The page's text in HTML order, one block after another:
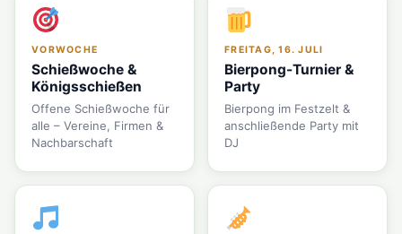
VORWOCHE
Schießwoche &
Königsschießen
Offene Schießwoche für
alle – Vereine, Firmen &
Nachbarschaft
FREITAG, 16. JULI
Bierpong-Turnier &
Party
Bierpong im Festzelt &
anschließende Party mit
DJ